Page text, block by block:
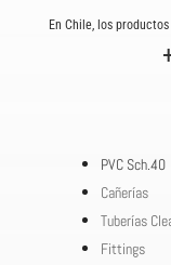
En Chile, los
PVC Sch.40
Cañerías
Tuberías
Fittings